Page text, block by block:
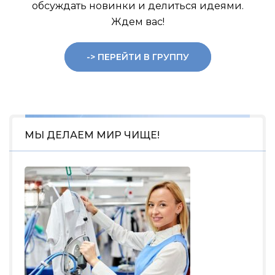
обсуждать новинки и делиться идеями.
Ждем вас!
-> ПЕРЕЙТИ В ГРУППУ
МЫ ДЕЛАЕМ МИР ЧИЩЕ!